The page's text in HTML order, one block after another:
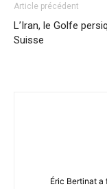
Article précédent
L’Iran, le Golfe
Suisse
Éric Bertinat a